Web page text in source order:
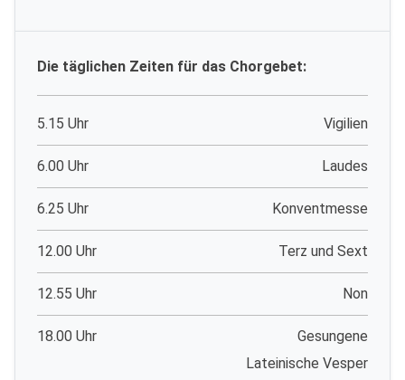
Die täglichen Zeiten für das Chorgebet:
5.15 Uhr Vigilien
6.00 Uhr Laudes
6.25 Uhr Konventmesse
12.00 Uhr Terz und Sext
12.55 Uhr Non
18.00 Uhr
Gesungene
Lateinische Vesper